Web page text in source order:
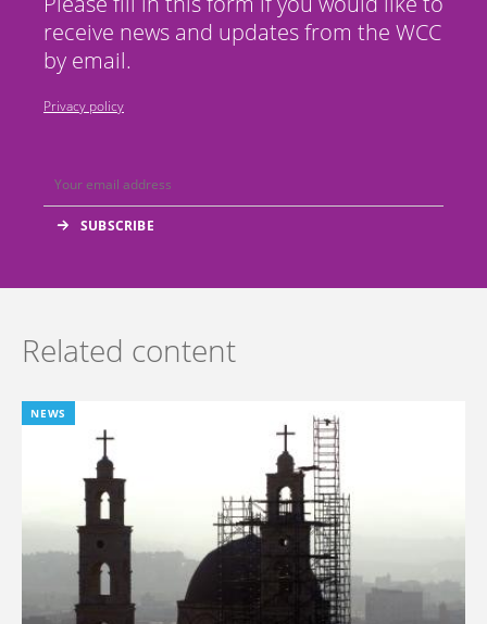
receive news and updates from the WCC
by email.
Privacy policy
Related content
NEWS